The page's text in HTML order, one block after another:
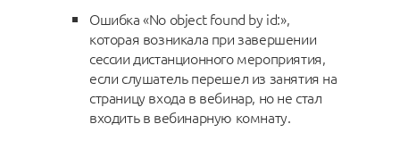
Ошибка «No object found by id:»,
которая возникала при завершении
сессии дистанционного мероприятия,
если слушатель перешел из занятия на
страницу входа в вебинар, но не стал
входить в вебинарную комнату.